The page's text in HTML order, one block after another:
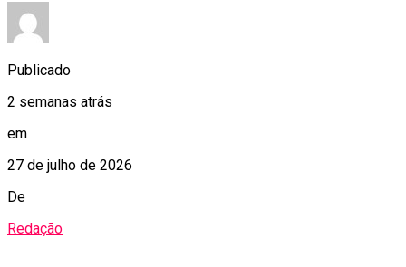
Publicado
2 semanas atrás
em
27 de julho de 2026
De
Redação